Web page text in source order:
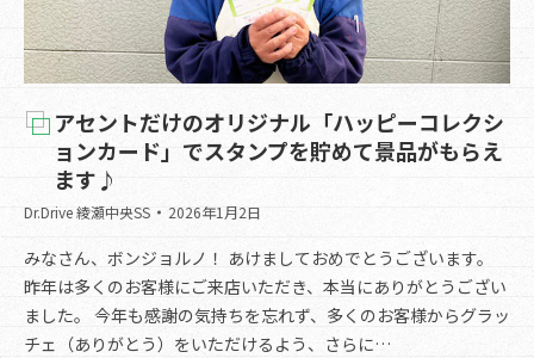
アセントだけのオリジナル「ハッピーコレクシ
ョンカード」でスタンプを貯めて景品がもらえ
ます♪
Dr.Drive 綾瀬中央SS 2026年1月2日
みなさん、ボンジョルノ！ あけましておめでとうございます。
昨年は多くのお客様にご来店いただき、本当にありがとうござい
ました。 今年も感謝の気持ちを忘れず、多くのお客様からグラッ
チェ（ありがとう）をいただけるよう、さらに…